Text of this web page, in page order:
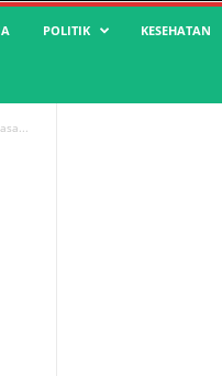
POLITIK KESEHATAN